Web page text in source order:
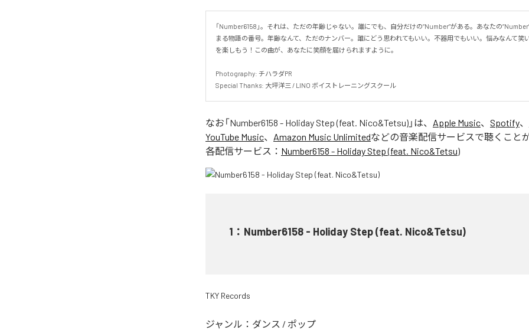
「Number6158」。それは、ただの年齢じゃない。誰にでも、自分だけの“Number”がある。あなたの
まる物語の番号。年齢なんて、ただのナンバー。誰にどう思われてもいい。不器用でもいい。悩みなんて笑
を楽しもう！この曲が、あなたに笑顔を届けられますように。
Photography: チハラダPR
Special Thanks: 大坪洋三 / LINO ボイストレーニングスクール
なお「Number6158 - Holiday Step (feat. Nico&Tetsu) 」は、 Apple Music、 Spotify、
YouTube Music、 Amazon Music Unlimitedなどの音楽配信サービスで聴くこと
各配信サービス： Number6158 - Holiday Step (feat. Nico&Tetsu)
1 ： Number6158 - Holiday Step (feat. Nico&Tetsu)
TKY Records
ジャンル： ダンス / ポップ